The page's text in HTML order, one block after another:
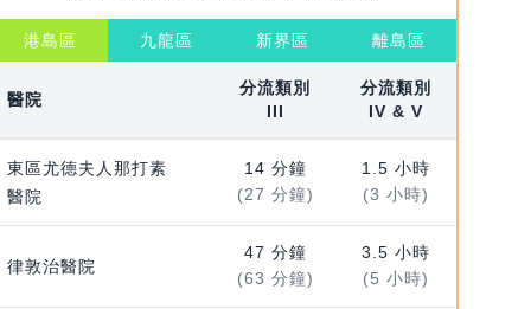
港島區 九龍區 新界區 離島區
醫院
分流類別
III
分流類別
IV & V
東區尤德夫人那打素
醫院
14 分鐘
(27 分鐘)
1.5 小時
(3 小時)
律敦治醫院
47 分鐘
(63 分鐘)
3.5 小時
(5 小時)